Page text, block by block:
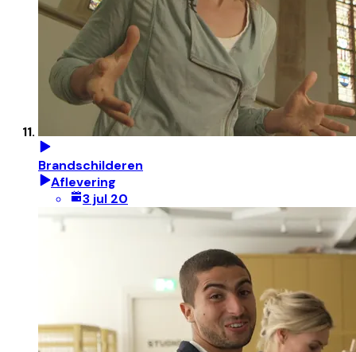
Brandschilderen
Aflevering
3 jul 20